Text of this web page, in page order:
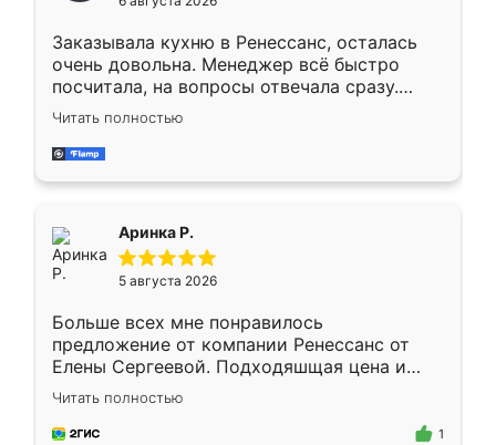
мебели буду заказывать только здесь.
Заказывала кухню в Ренессанс, осталась
очень довольна. Менеджер всё быстро
посчитала, на вопросы отвечала сразу.
Замерщик приехал в субботу, подошёл к
делу со всей ответственностью. Собрали
за день, ребята работали аккуратно, даже
Читать полностью
Аринка Р.
5 августа 2026
Больше всех мне понравилось
предложение от компании Ренессанс от
Елены Сергеевой. Подходяшщая цена и
короткие сроки изготовления. Приехавший
для замера сотрудник Владислав
предложил по моему эскизу самый
Читать полностью
1